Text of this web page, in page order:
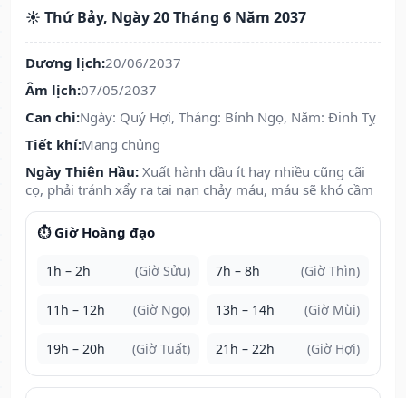
☀️ Thứ Bảy, Ngày 20 Tháng 6 Năm 2037
Dương lịch:20/06/2037
Âm lịch:07/05/2037
Can chi:Ngày: Quý Hợi, Tháng: Bính Ngọ, Năm: Đinh Tỵ
Tiết khí:Mang chủng
Ngày Thiên Hầu: Xuất hành dầu ít hay nhiều cũng cãi
cọ, phải tránh xẩy ra tai nạn chảy máu, máu sẽ khó cầm
⏱️ Giờ Hoàng đạo
1h – 2h (Giờ Sửu) 7h – 8h (Giờ Thìn)
11h – 12h (Giờ Ngọ) 13h – 14h (Giờ Mùi)
19h – 20h (Giờ Tuất) 21h – 22h (Giờ Hợi)